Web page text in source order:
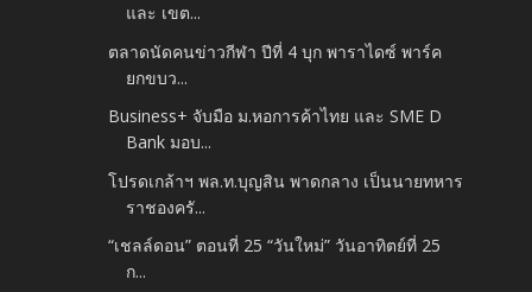
และ เขต...
ตลาดนัดคนข่าวกีฬา ปีที่ 4 บุก พาราไดซ์ พาร์ค
ยกขบว...
Business+ จับมือ ม.หอการค้าไทย และ SME D
Bank มอบ...
โปรดเกล้าฯ พล.ท.บุญสิน พาดกลาง เป็นนายทหาร
ราชองครั...
“เชลล์ดอน” ตอนที่ 25 “วันใหม่” วันอาทิตย์ที่ 25
ก...